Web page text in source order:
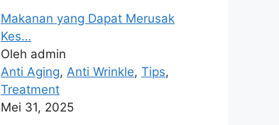
Makanan yang Dapat Merusak
Kes…
Oleh admin
Anti Aging, Anti Wrinkle, Tips,
Treatment
Mei 31, 2025